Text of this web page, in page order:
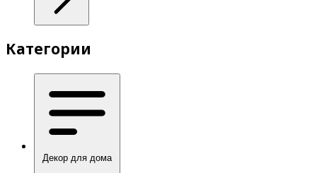
Категории
Декор для дома